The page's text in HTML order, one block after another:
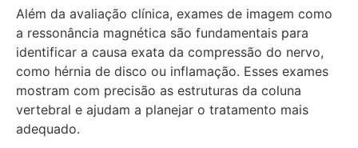
Além da avaliação clínica, exames de imagem como
a ressonância magnética são fundamentais para
identificar a causa exata da compressão do nervo,
como hérnia de disco ou inflamação. Esses exames
mostram com precisão as estruturas da coluna
vertebral e ajudam a planejar o tratamento mais
adequado.